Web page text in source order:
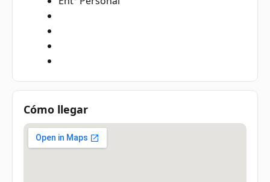
Cómo llegar